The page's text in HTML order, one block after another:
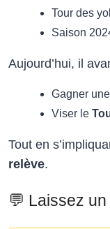
Tour des
Saison
Aujourd’hui, il
Gagner
Viser le
Tout en
relève.
💬 Laissez